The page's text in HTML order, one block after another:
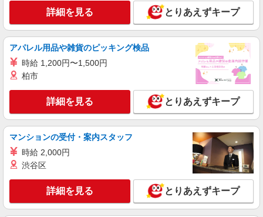
円×実働8時間×21日
キープ 詳細を見る
派遣社員
建築物環境報告書制度の審査・相談
時間給2550円（経験・能力による）
東京都新宿区
キープ 詳細を見る
職業紹介
株式会社トラストグロース 新宿本社
給食委託会社本社での社長室室長
詳細を見る とりあえずキープ
アパレル用品や雑貨のピッキング検品
時給 1,200円〜1,500円
柏市
詳細を見る とりあえずキープ
マンションの受付・案内スタッフ
時給 2,000円
渋谷区
詳細を見る とりあえずキープ